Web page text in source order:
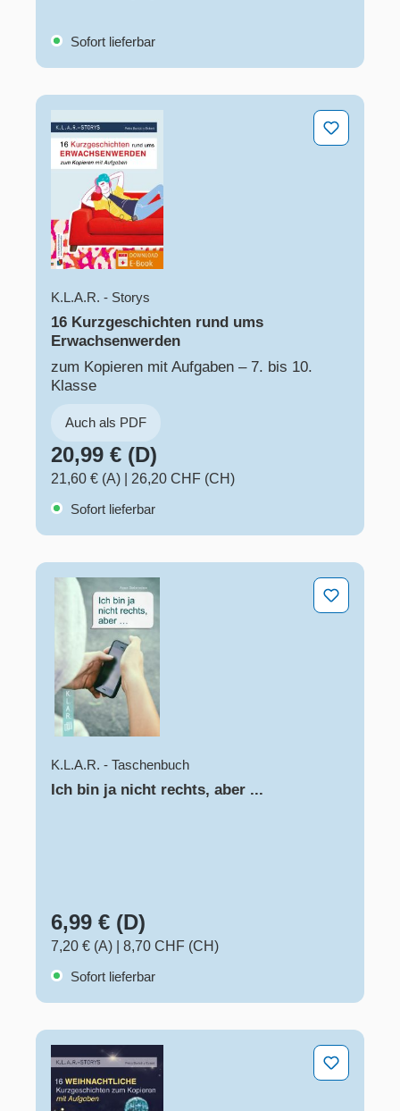
Sofort lieferbar
16 Kurzgeschichten rund ums Erwachsenwerden
K.L.A.R. - Storys
16 Kurzgeschichten rund ums
Erwachsenwerden
zum Kopieren mit Aufgaben – 7. bis 10.
Klasse
Auch als PDF
20,99 € (D)
21,60 € (A)
26,20 CHF (CH)
Sofort lieferbar
Ich bin ja nicht rechts, aber ...
K.L.A.R. - Taschenbuch
Ich bin ja nicht rechts, aber ...
6,99 € (D)
7,20 € (A)
8,70 CHF (CH)
Sofort lieferbar
16 weihnachtliche Kurzgeschichten zum Kopieren | mit